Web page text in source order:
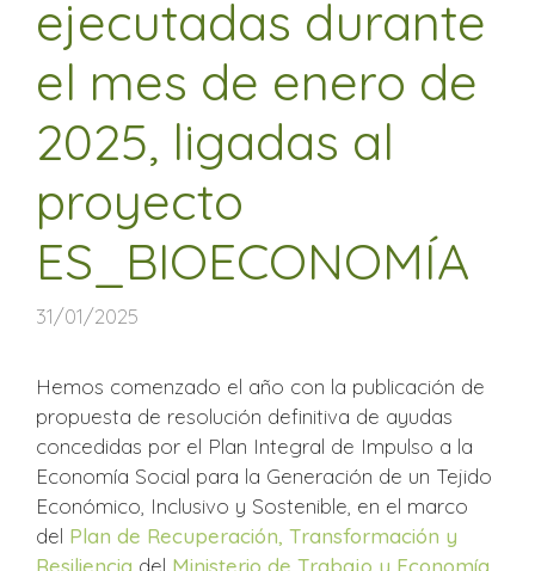
ejecutadas durante
el mes de enero de
2025, ligadas al
proyecto
ES_BIOECONOMÍA
31/01/2025
Hemos comenzado el año con la publicación de
propuesta de resolución definitiva de ayudas
concedidas por el Plan Integral de Impulso a la
Economía Social para la Generación de un Tejido
Económico, Inclusivo y Sostenible, en el marco
del Plan de Recuperación, Transformación y
Resiliencia del Ministerio de Trabajo y Economía